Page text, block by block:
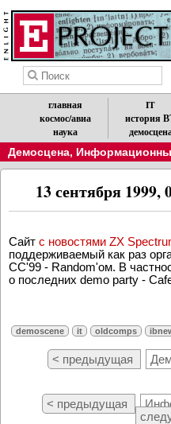
главная
космос/авиа
наука
IT
история
Демосцена,
13 сентября 1999,
Сайт с новостями ZX
поддерживаемый как раз
CC'99 - Random'ом. В
о последних demo party -
demoscene it oldcomps
< предыдущая
< предыдущая